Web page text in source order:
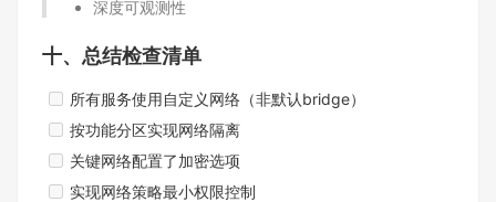
深度可观测性
十、总结检查清单
所有服务使用自定义网络（非默认bridge）
按功能分区实现网络隔离
关键网络配置了加密选项
实现网络策略最小权限控制